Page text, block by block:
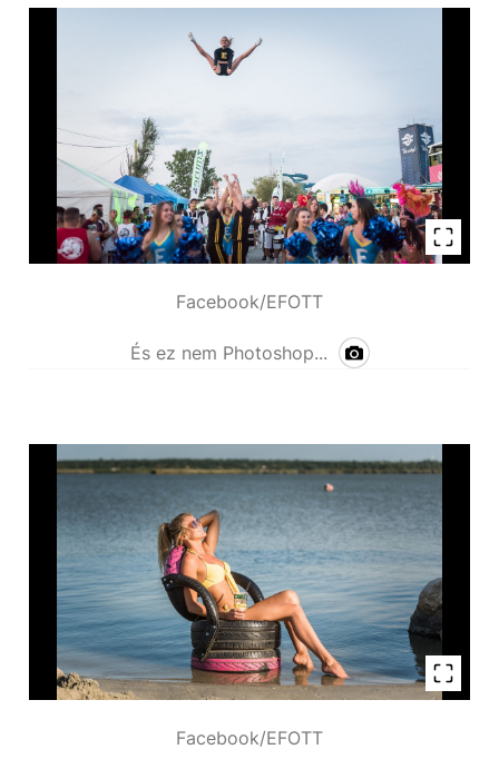
Facebook/EFOTT
És ez nem Photoshop...
Facebook/EFOTT